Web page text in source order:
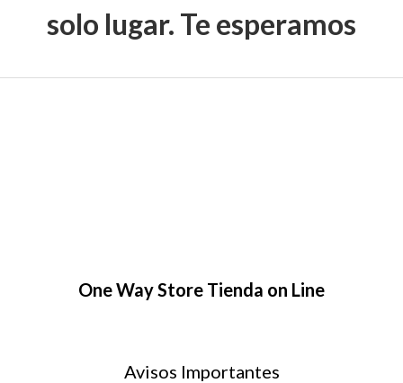
solo lugar. Te esperamos
One Way Store Tienda on Line
Avisos Importantes